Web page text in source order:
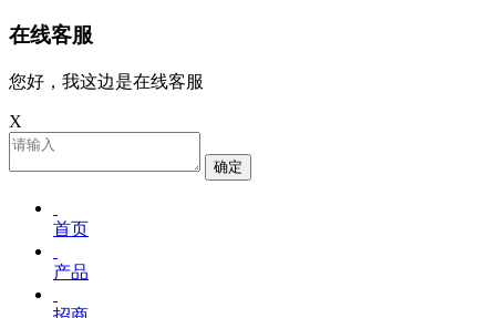
在线客服
您好，我这边是在线客服
X
确定
首页
产品